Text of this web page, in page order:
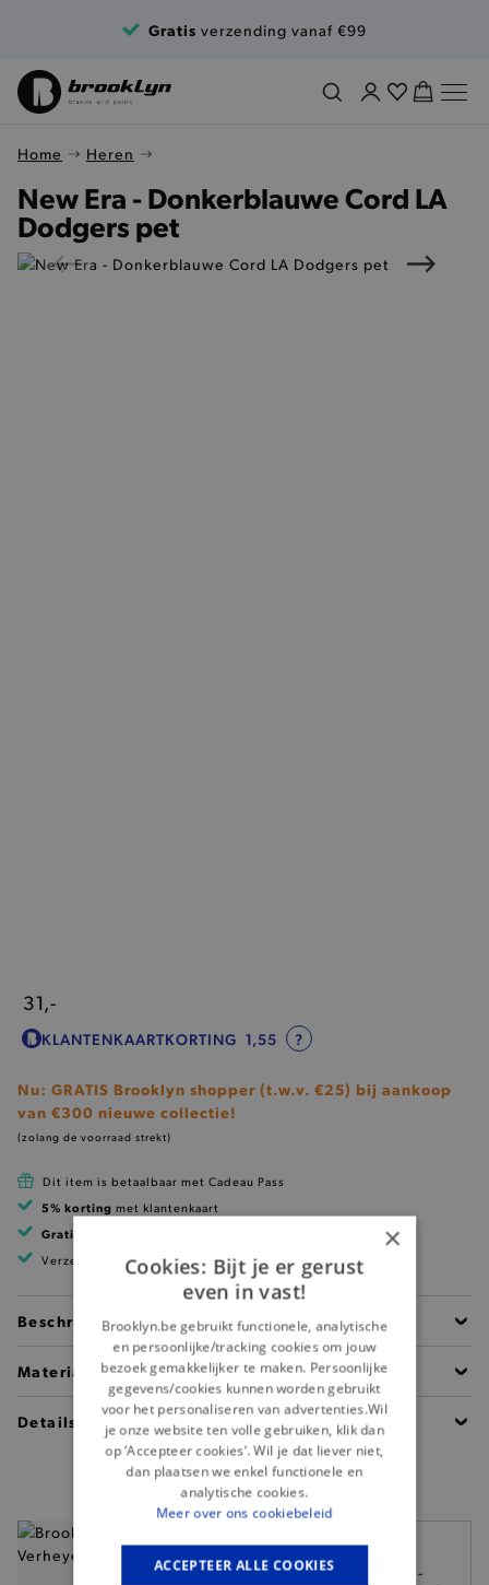
Gratis verzending vanaf €99
Home Heren
New Era - Donkerblauwe Cord LA
Dodgers pet
31,-
KLANTENKAARTKORTING 1,55 ?
Nu: GRATIS Brooklyn shopper (t.w.v. €25) bij aankoop
van €300 nieuwe collectie!
(zolang de voorraad strekt)
Dit item is betaalbaar met Cadeau Pass
5% korting met klantenkaart
Gratis verzending
Verzending binnen 1 à 2 werkdagen
Beschrijving
Materiaal
Details
Service Works -
×
Cookies: Bijt je er gerust
even in vast!
Brooklyn.be gebruikt functionele, analytische
en persoonlijke/tracking cookies om jouw
bezoek gemakkelijker te maken. Persoonlijke
gegevens/cookies kunnen worden gebruikt
voor het personaliseren van advertenties.Wil
je onze website ten volle gebruiken, klik dan
op ‘Accepteer cookies’. Wil je dat liever niet,
dan plaatsen we enkel functionele en
analytische cookies.
Meer over ons cookiebeleid
ACCEPTEER ALLE COOKIES